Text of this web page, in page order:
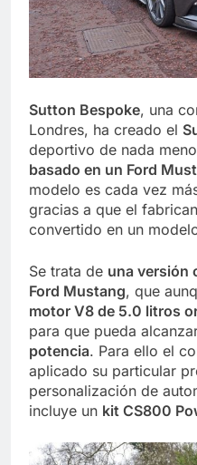
Sutton Bespoke, una
Londres, ha creado el
deportivo de nada
basado en un Ford
modelo es cada vez
gracias a que el
convertido en un
Se trata de una versión
Ford Mustang, que
motor V8 de 5.0 litros
para que pueda
potencia. Para ello el
aplicado su particular
personalización de
incluye un kit CS800